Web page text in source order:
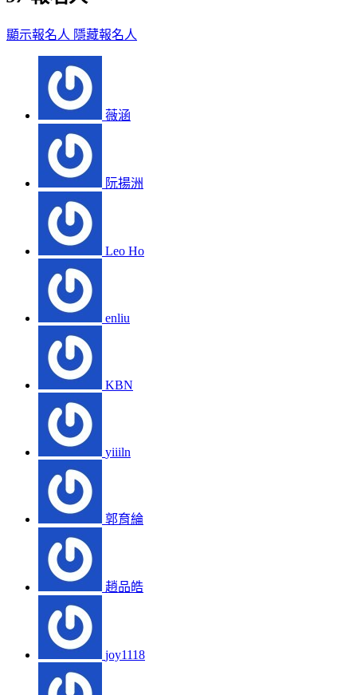
顯示報名人 隱藏報名人
薇涵
阮揚洲
Leo Ho
enliu
KBN
yiiiln
郭育綸
趙品皓
joy1118